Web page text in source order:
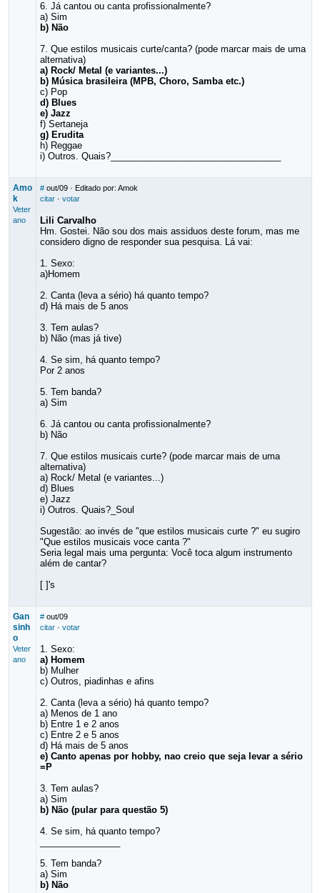
6. Já cantou ou canta profissionalmente?
a) Sim
b) Não
7. Que estilos musicais curte/canta? (pode marcar mais de uma
alternativa)
a) Rock/ Metal (e variantes...)
b) Música brasileira (MPB, Choro, Samba etc.)
c) Pop
d) Blues
e) Jazz
f) Sertaneja
g) Erudita
h) Reggae
i) Outros. Quais?__________________________________
Amo
k
Veter
ano
# out/09· Editado por: Amok
citar· votar
Lili Carvalho
Hm. Gostei. Não sou dos mais assiduos deste forum, mas me
considero digno de responder sua pesquisa. Lá vai:
1. Sexo:
a)Homem
2. Canta (leva a sério) há quanto tempo?
d) Há mais de 5 anos
3. Tem aulas?
b) Não (mas já tive)
4. Se sim, há quanto tempo?
Por 2 anos
5. Tem banda?
a) Sim
6. Já cantou ou canta profissionalmente?
b) Não
7. Que estilos musicais curte? (pode marcar mais de uma
alternativa)
a) Rock/ Metal (e variantes...)
d) Blues
e) Jazz
i) Outros. Quais?_Soul
Sugestão: ao invés de "que estilos musicais curte ?" eu sugiro
"Que estilos musicais voce canta ?"
Seria legal mais uma pergunta: Você toca algum instrumento
além de cantar?
[ ]'s
Gan
sinh
o
Veter
ano
# out/09
citar· votar
1. Sexo:
a) Homem
b) Mulher
c) Outros, piadinhas e afins
2. Canta (leva a sério) há quanto tempo?
a) Menos de 1 ano
b) Entre 1 e 2 anos
c) Entre 2 e 5 anos
d) Há mais de 5 anos
e) Canto apenas por hobby, nao creio que seja levar a sério
=P
3. Tem aulas?
a) Sim
b) Não (pular para questão 5)
4. Se sim, há quanto tempo?
5. Tem banda?
a) Sim
b) Não